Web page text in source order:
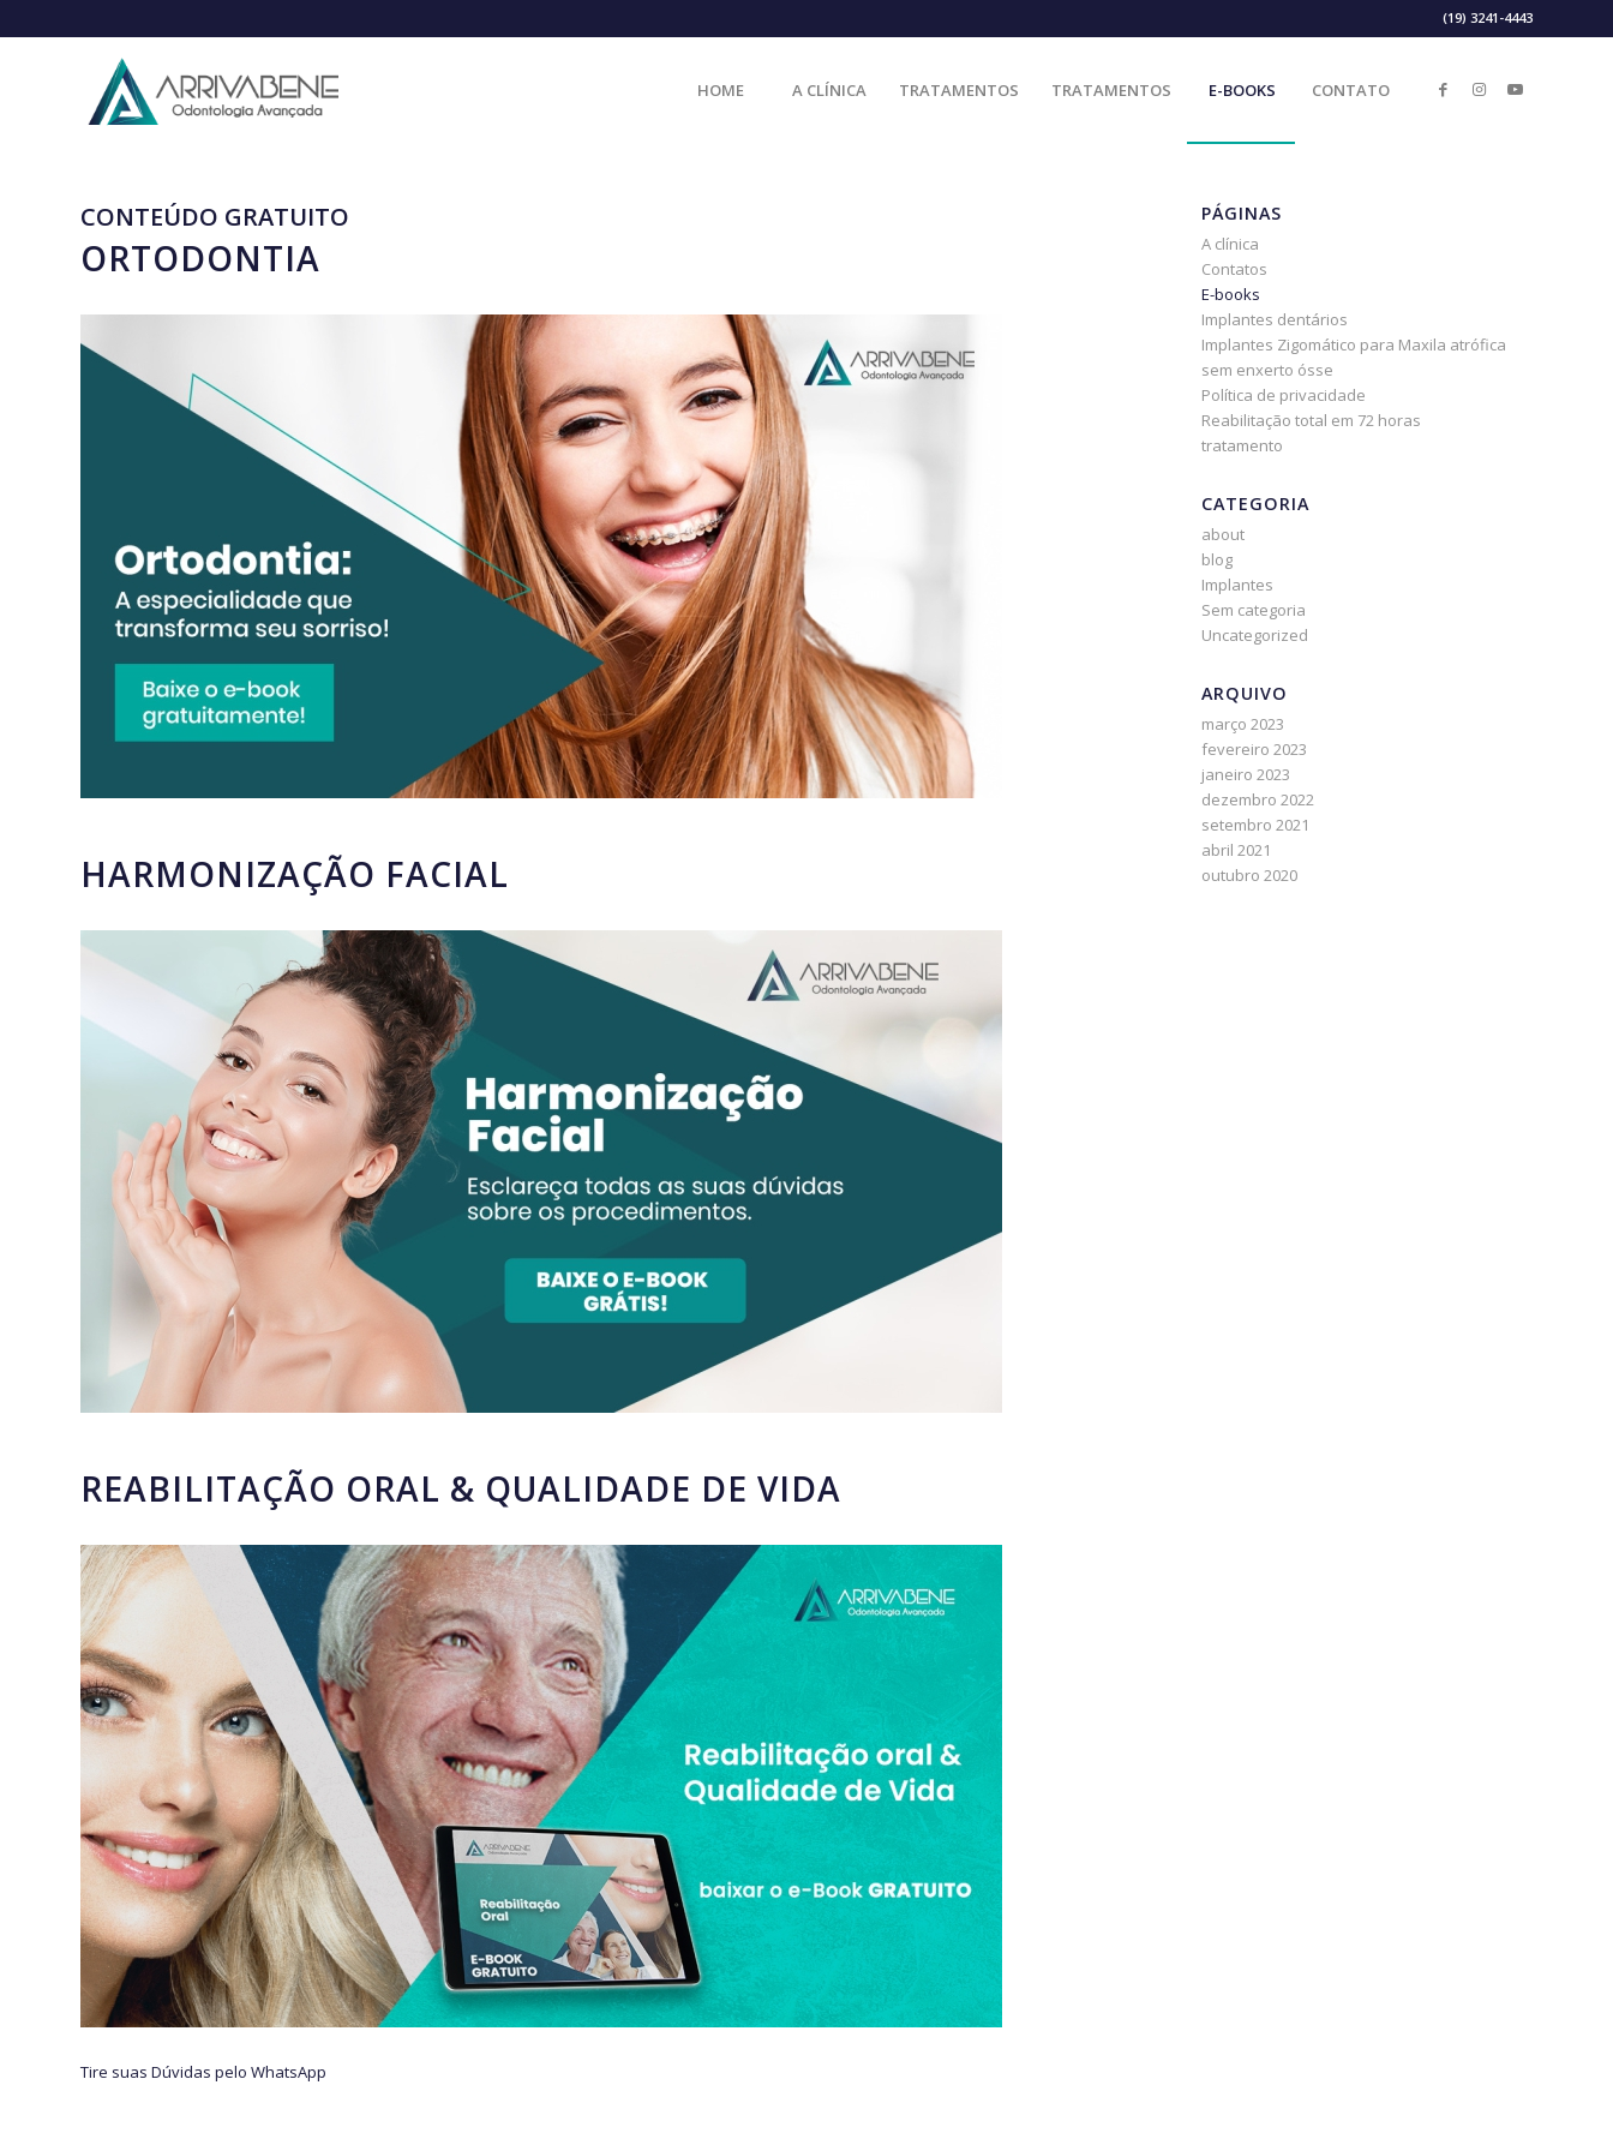
(19) 3241-4443
HOME A CLÍNICA TRATAMENTOS TRATAMENTOS E-BOOKS CONTATO
CONTEÚDO GRATUITO
ORTODONTIA
HARMONIZAÇÃO FACIAL
REABILITAÇÃO ORAL & QUALIDADE DE VIDA
Tire suas Dúvidas pelo WhatsApp
PÁGINAS
A clínica
Contatos
E-books
Implantes dentários
Implantes Zigomático para Maxila atrófica
sem enxerto ósse
Política de privacidade
Reabilitação total em 72 horas
tratamento
CATEGORIA
about
blog
Implantes
Sem categoria
Uncategorized
ARQUIVO
março 2023
fevereiro 2023
janeiro 2023
dezembro 2022
setembro 2021
abril 2021
outubro 2020